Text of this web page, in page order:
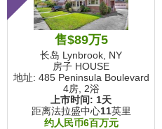
售$89万5
长岛 Lynbrook, NY
房子 HOUSE
地址: 485 Peninsula Boulevard
4房, 2浴
上市时间: 1天
距离法拉盛中心11英里
约人民币6百万元